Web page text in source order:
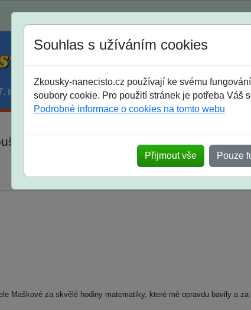
Jak si vybrat
třída 8. třída 9. třída střední maturanti soutěže
na SŠ? Vaše ohlasy po skutečných
Souhlas s užíváním cookies
Zkousky-nanecisto.cz používají ke svému fungování
soubory cookie. Pro použití stránek je potřeba Váš
Podrobné informace o cookies na tomto webu
Přijmout vše Pouze
Maškové za skvělé hodiny matematiky, které mě opravdu bavily a